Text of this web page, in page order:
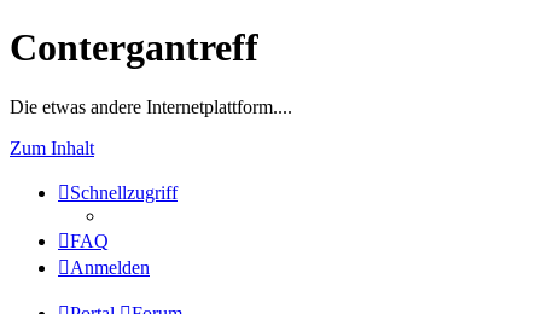
Contergantreff
Die etwas andere Internetplattform....
Zum Inhalt
Schnellzugriff
FAQ
Anmelden